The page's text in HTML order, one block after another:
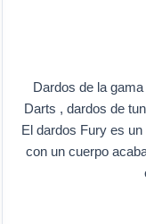
Dardos de la
Darts , dardos de
El dardos Fury es
con un cuerpo